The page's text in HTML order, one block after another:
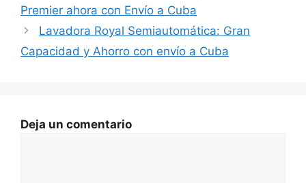
Premier ahora con Envío a Cuba
Lavadora Royal Semiautomática: Gran
Capacidad y Ahorro con envío a Cuba
Deja un comentario